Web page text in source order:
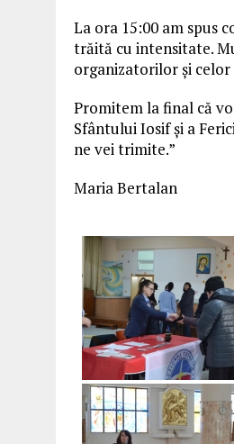
La ora 15:00 am spus
trăită cu intensitate.
organizatorilor și celor
Promitem la final că
Sfântului Iosif și a
ne vei trimite.”
Maria Bertalan